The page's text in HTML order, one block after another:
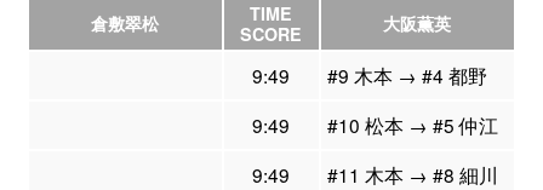
倉敷翠松
TIME
SCORE
大阪薫英
9:49
#9 木本 → #4 都野
9:49
#10 松本 → #5 仲江
9:49
#11 木本 → #8 細川